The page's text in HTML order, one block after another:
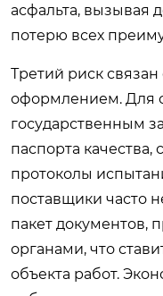
асфальта, вызывая
потерю всех
Третий риск
оформлением. Для
государственным
паспорта качества,
протоколы
поставщики часто
пакет документов,
органами, что
объекта работ.